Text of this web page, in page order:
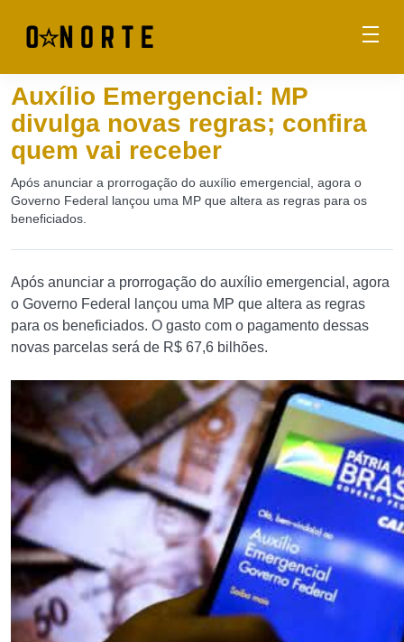
Auxílio Emergencial: MP
divulga novas regras; confira
quem vai receber
Após anunciar a prorrogação do auxílio emergencial, agora o
Governo Federal lançou uma MP que altera as regras para os
beneficiados.
Após anunciar a prorrogação do auxílio emergencial, agora
o Governo Federal lançou uma MP que altera as regras
para os beneficiados. O gasto com o pagamento dessas
novas parcelas será de R$ 67,6 bilhões.